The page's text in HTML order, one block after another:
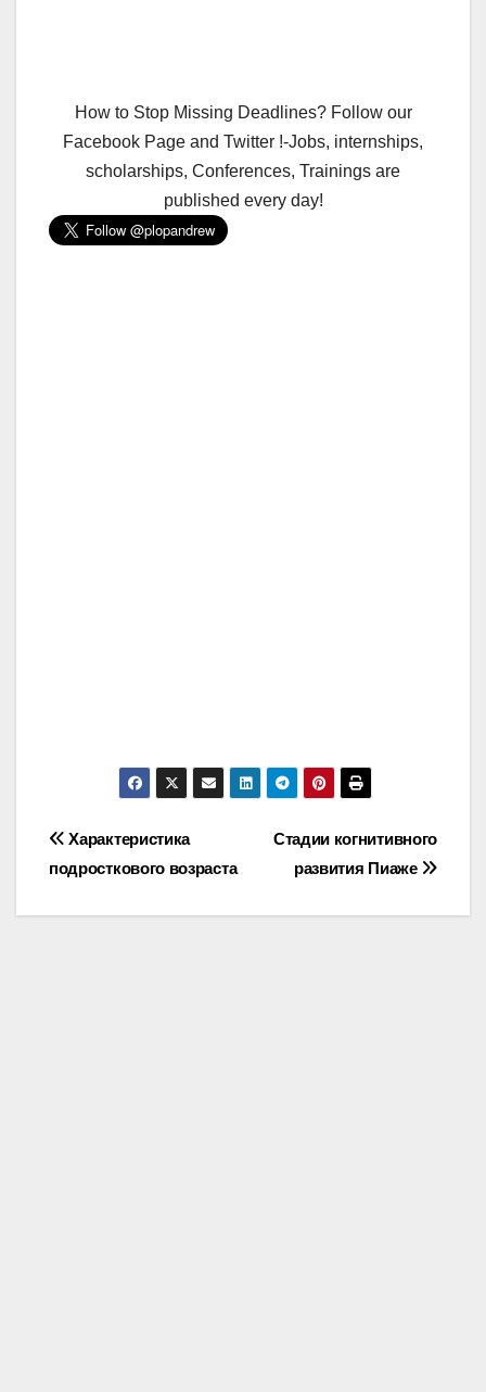
How to Stop Missing Deadlines? Follow our
Facebook Page and Twitter !-Jobs, internships,
scholarships, Conferences, Trainings are
published every day!
Post
navigation
Стадии когнитивного
развития Пиаже
Характеристика
подросткового возраста